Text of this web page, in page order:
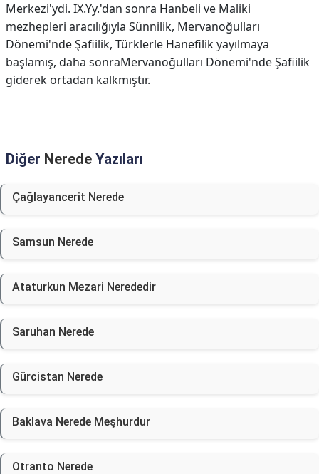
Merkezi'ydi. IX.Yy.'dan sonra Hanbeli ve Maliki
mezhepleri aracılığıyla Sünnilik, Mervanoğulları
Dönemi'nde Şafiilik, Türklerle Hanefilik yayılmaya
başlamış, daha sonraMervanoğulları Dönemi'nde Şafiilik
giderek ortadan kalkmıştır.
Diğer Nerede Yazıları
Çağlayancerit Nerede
Samsun Nerede
Ataturkun Mezari Nerededir
Saruhan Nerede
Gürcistan Nerede
Baklava Nerede Meşhurdur
Otranto Nerede